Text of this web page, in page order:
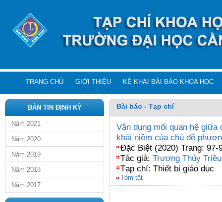
TRANG CHỦ GIỚI THIỆU KÊ KHAI BÀI BÁO KHOA HỌC
BẢN TIN ĐỊNH KỲ
Năm 2021
Năm 2020
Năm 2019
Năm 2018
Năm 2017
Bài báo - Tạp chí
Vận dụng mối quan hệ
khái niệm của chủ đề
Đặc Biệt (2020) Trang: 97-
Tác giả: Trương Thủy Triều
Tạp chí: Thiết bị giáo dục
Tóm tắt